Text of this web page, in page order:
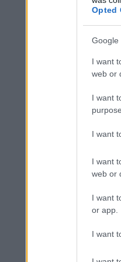
Opted
Google
I want
web or
I want
I want
I want
web or
I want
or app.
I want